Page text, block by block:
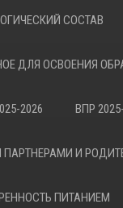
СОСТАВ
ДЛЯ ОСВОЕНИЯ
2026 ВПР
И
ПИТАНИЕМ